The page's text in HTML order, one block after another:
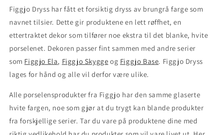
Figgjo Dryss har fått et forsiktig dryss av brungrå farge som
navnet tilsier. Dette gir produktene en lett røffhet, en
ettertraktet dekor som tilfører noe ekstra til det blanke, hvite
porselenet. Dekoren passer fint sammen med andre serier
som Figgjo Ela, Figgjo Skygge og Figgjo Base. Figgjo Dryss
lages for hånd og alle vil derfor være ulike.
Alle porselensprodukter fra Figgjo har den samme glaserte
hvite fargen, noe som gjør at du trygt kan blande produkter
fra forskjellige serier. Tar du vare på produktene dine med